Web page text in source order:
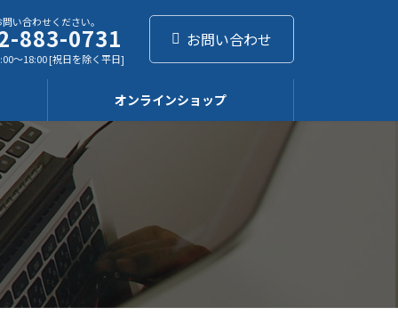
い合わせください。
883-0731
～18:00 [祝日を除く平日]
お問い合わせ
オンラインショップ